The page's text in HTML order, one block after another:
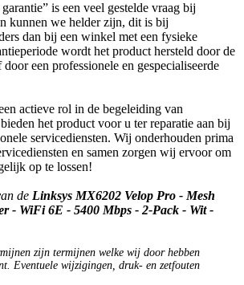
is een veel gestelde vraag bij
kunnen we helder zijn, dit is bij
dan bij een winkel met een fysieke
wordt het product hersteld door de
een professionele en gespecialiseerde
actieve rol in de begeleiding van
het product voor u ter reparatie aan bij
servicediensten. Wij onderhouden prima
en samen zorgen wij ervoor om
op te lossen!
de Linksys MX6202 Velop Pro - Mesh
- WiFi 6E - 5400 Mbps - 2-Pack - Wit -
zijn termijnen welke wij door hebben
Eventuele wijzigingen, druk- en zetfouten